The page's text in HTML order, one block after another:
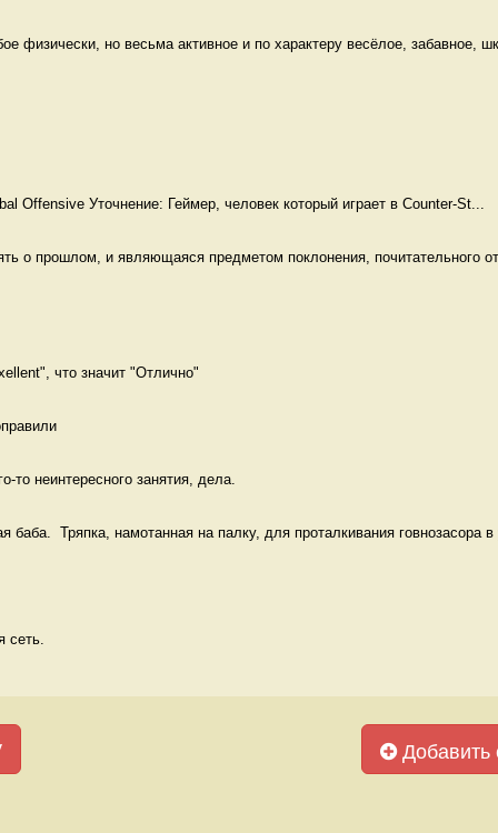
физически, но весьма активное и по характеру весёлое, забавное,
Offensive Уточнение: Геймер, человек который играет в Counter-St...
о прошлом, и являющаяся предметом поклонения, почитательного
что значит "Отлично"
то неинтересного занятия, дела.
баба.  Тряпка, намотанная на палку, для проталкивания говнозасора в
сеть.
Добавить